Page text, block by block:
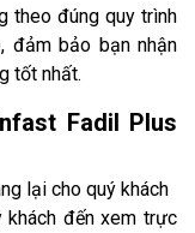
theo đúng quy trình
đảm bảo bạn nhận
tốt nhất.
Fadil Plus
lại cho quý khách
khách đến xem trực